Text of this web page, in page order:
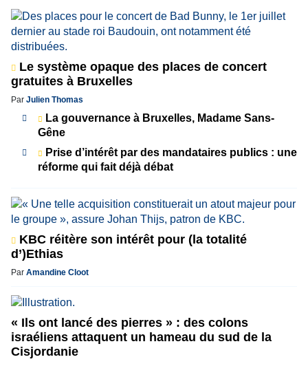
Le système opaque des places de concert
gratuites à Bruxelles
Par Julien Thomas
La gouvernance à Bruxelles, Madame Sans-
Gêne
Prise d’intérêt par des mandataires publics : une
réforme qui fait déjà débat
KBC réitère son intérêt pour (la totalité
d’)Ethias
Par Amandine Cloot
« Ils ont lancé des pierres » : des colons
israéliens attaquent un hameau du sud de la
Cisjordanie